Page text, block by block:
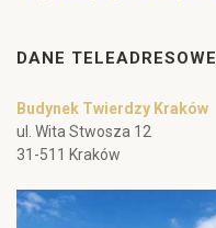
DANE TELEADRESOWE
Budynek Twierdzy Kraków
ul. Wita Stwosza 12
31-511 Kraków